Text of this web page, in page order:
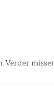
Verder